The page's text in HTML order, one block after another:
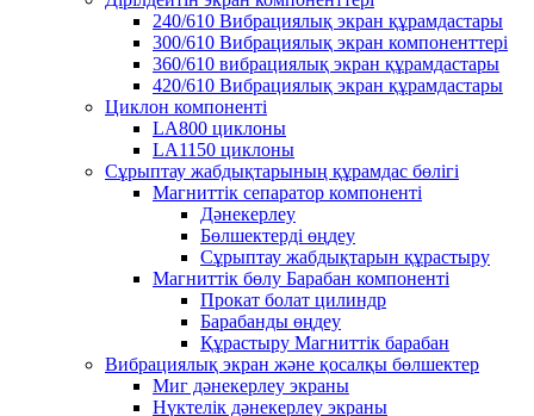
240/610 Вибрациялық экран құрамдастары
300/610 Вибрациялық экран компоненттері
360/610 вибрациялық экран құрамдастары
420/610 Вибрациялық экран құрамдастары
Циклон компоненті
LA800 циклоны
LA1150 циклоны
Сұрыптау жабдықтарының құрамдас бөлігі
Магниттік сепаратор компоненті
Дәнекерлеу
Бөлшектерді өңдеу
Сұрыптау жабдықтарын құрастыру
Магниттік бөлу Барабан компоненті
Прокат болат цилиндр
Барабанды өңдеу
Құрастыру Магниттік барабан
Вибрациялық экран және қосалқы бөлшектер
Миг дәнекерлеу экраны
Нүктелік дәнекерлеу экраны